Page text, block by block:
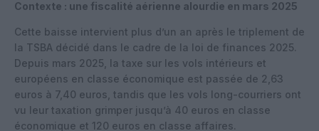
Contexte : une fiscalité aérienne alourdie en mars 2025
Cette baisse intervient plus d’un an après le triplement de
la TSBA décidé dans le cadre de la loi de finances 2025.
Depuis mars 2025, la taxe sur les vols intérieurs et
européens en classe économique est passée de 2,63
euros à 7,40 euros, tandis que les vols long-courriers ont
vu leur taxation grimper jusqu’à 40 euros en classe
économique et 120 euros en classe affaires.